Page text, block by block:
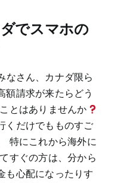
でスマホの
なさん、カナダ限ら
額請求が来たらどう
とはありませんか
くだけでもものすご
特にこれから海外に
すぐの方は、分から
も心配になったりす